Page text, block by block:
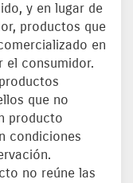
y en lugar de
productos que
en
el consumidor.
que no
producto
condiciones
no reúne las